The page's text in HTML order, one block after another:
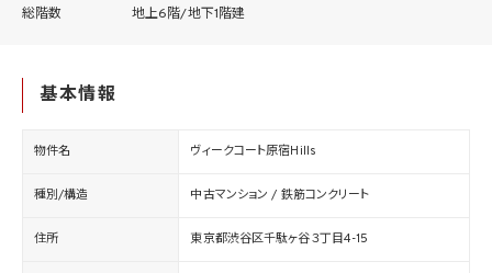
総階数
地上6階/地下1階建
基本情報
物件名 ヴィークコート原宿Hills
種別/構造 中古マンション / 鉄筋コンクリート
住所 東京都渋谷区千駄ヶ谷３丁目4-15